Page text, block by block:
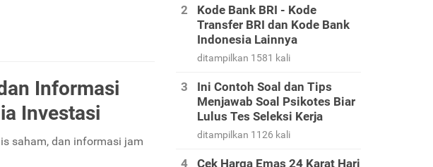
Informasi
Investasi
saham, dan informasi jam
Kode Bank BRI - Kode
Transfer BRI dan Kode Bank
Indonesia Lainnya
ditampilkan 1581 kali
Ini Contoh Soal dan Tips
Menjawab Soal Psikotes Biar
Lulus Tes Seleksi Kerja
ditampilkan 1126 kali
Cek Harga Emas 24 Karat Hari